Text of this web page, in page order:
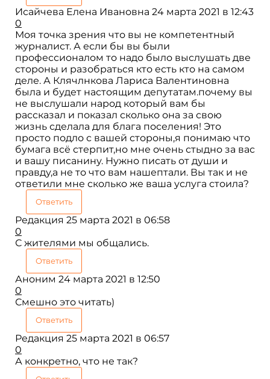
Исайчева Елена Ивановна 24 марта 2021 в 12:43
0
Моя точка зрения что вы не компетентный
журналист. А если бы вы были
профессионалом то надо было выслушать две
стороны и разобраться кто есть кто на самом
деле. А Клячлнкова Лариса Валентиновна
была и будет настоящим депутатам.почему вы
не выслушали народ который вам бы
рассказал и показал сколько она за свою
жизнь сделала для блага поселения! Это
просто подло с вашей стороны,я понимаю что
бумага всё стерпит,но мне очень стыдно за вас
и вашу писанину. Нужно писать от души и
правду,а не то что вам нашептали. Вы так и не
ответили мне сколько же ваша услуга стоила?
Ответить
Редакция 25 марта 2021 в 06:58
0
С жителями мы общались.
Ответить
Аноним 24 марта 2021 в 12:50
0
Смешно это читать)
Ответить
Редакция 25 марта 2021 в 06:57
0
А конкретно, что не так?